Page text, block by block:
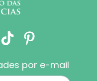
por e-mail